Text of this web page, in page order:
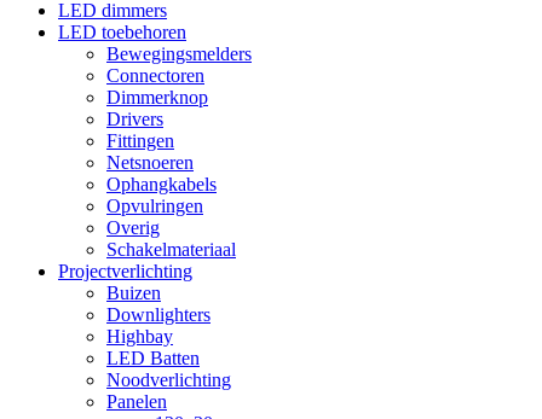
LED dimmers
LED toebehoren
Bewegingsmelders
Connectoren
Dimmerknop
Drivers
Fittingen
Netsnoeren
Ophangkabels
Opvulringen
Overig
Schakelmateriaal
Projectverlichting
Buizen
Downlighters
Highbay
LED Batten
Noodverlichting
Panelen